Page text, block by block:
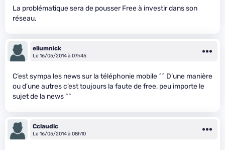
La problématique sera de pousser Free à investir dans son
réseau.
eliumnick
Le 16/05/2014 à 07h45
C’est sympa les news sur la téléphonie mobile ^^ D’une manière
ou d’une autres c’est toujours la faute de free, peu importe le
sujet de la news ^^
Cclaudic
Le 16/05/2014 à 08h10